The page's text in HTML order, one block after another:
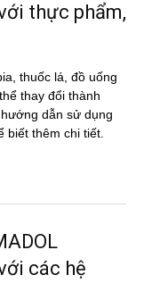
thực phẩm,
thuốc lá, đồ uống
thay đổi thành
dẫn sử dụng
biết thêm chi tiết.
các hệ